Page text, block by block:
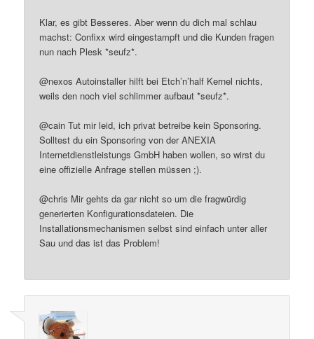
Klar, es gibt Besseres. Aber wenn du dich mal schlau
machst: Confixx wird eingestampft und die Kunden fragen
nun nach Plesk *seufz*.
@nexos Autoinstaller hilft bei Etch’n’half Kernel nichts,
weils den noch viel schlimmer aufbaut *seufz*.
@cain Tut mir leid, ich privat betreibe kein Sponsoring.
Solltest du ein Sponsoring von der ANEXIA
Internetdienstleistungs GmbH haben wollen, so wirst du
eine offizielle Anfrage stellen müssen ;).
@chris Mir gehts da gar nicht so um die fragwürdig
generierten Konfigurationsdateien. Die
Installationsmechanismen selbst sind einfach unter aller
Sau und das ist das Problem!